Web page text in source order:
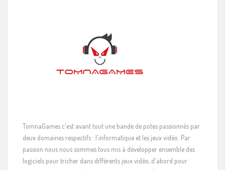
TomnaGames c'est avant tout une bande de potes passionnés par
deux domaines respectifs : l'informatique et les jeux vidéo. Par
passion nous nous sommes tous mis à développer ensemble des
logiciels pour tricher dans différents jeux vidéo, d'abord pour